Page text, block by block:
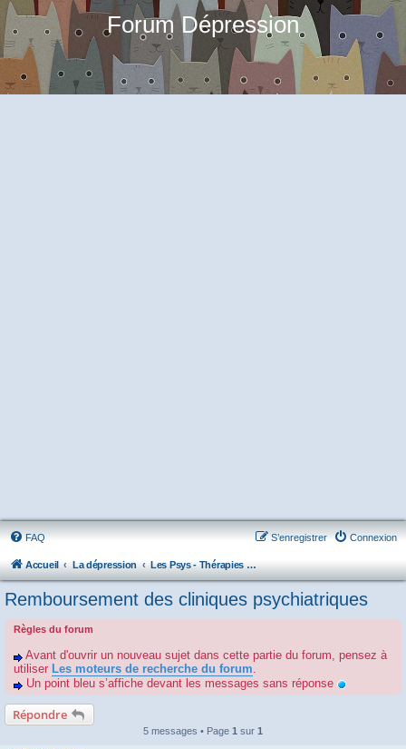
Forum Dépression
FAQ Connexion
S’enregistrer
Accueil La dépression Les Psys - Thérapies - Cliniques - Hôpitaux - Associations
Remboursement des cliniques psychiatriques
Règles du forum
Avant d'ouvrir un nouveau sujet dans cette partie du forum, pensez à
utiliser Les moteurs de recherche du forum.
Un point bleu s’affiche devant les messages sans réponse
Répondre
5 messages • Page 1 sur 1